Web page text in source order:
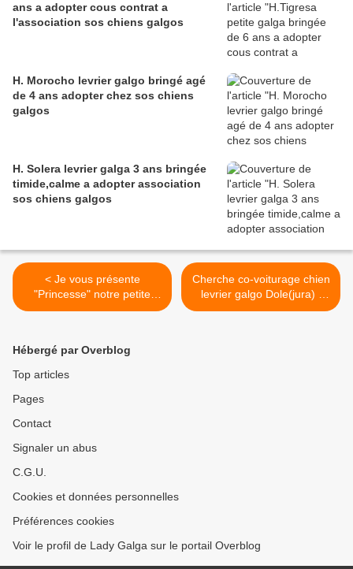
ans a adopter cous contrat a
l'association sos chiens galgos
H. Morocho levrier galgo bringé agé
de 4 ans adopter chez sos chiens
galgos
H. Solera levrier galga 3 ans bringée
timide,calme a adopter association
sos chiens galgos
< Je vous présente
"Princesse" notre petite
chihuahua 2kgs
Cherche co-voiturage chien
levrier galgo Dole(jura) /
Nantes 44 >
Hébergé par Overblog
Top articles
Pages
Contact
Signaler un abus
C.G.U.
Cookies et données personnelles
Préférences cookies
Voir le profil de Lady Galga sur le portail Overblog